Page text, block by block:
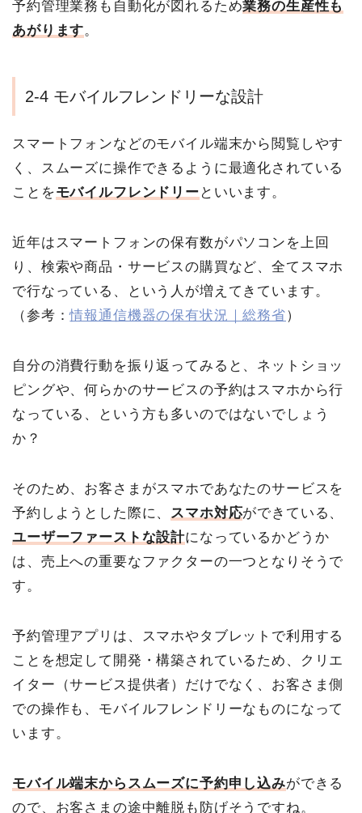
予約管理業務も自動化が図れるため業務の生産性も
あがります。
2-4 モバイルフレンドリーな設計
スマートフォンなどのモバイル端末から閲覧しやす
く、スムーズに操作できるように最適化されている
ことをモバイルフレンドリー といいます。
近年はスマートフォンの保有数がパソコンを上回
り、検索や商品・サービスの購買など、全てスマホ
で行なっている、という人が増えてきています。
（参考：情報通信機器の保有状況｜総務省）
自分の消費行動を振り返ってみると、ネットショッ
ピングや、何らかのサービスの予約はスマホから行
なっている、という方も多いのではないでしょう
か？
そのため、お客さまがスマホであなたのサービスを
予約しようとした際に、 スマホ対応ができている、
ユーザーファーストな設計になっているかどうか
は、売上への重要なファクターの一つとなりそうで
す。
予約管理アプリは、スマホやタブレットで利用する
ことを想定して開発・構築されているため、クリエ
イター（サービス提供者）だけでなく、お客さま側
での操作も、モバイルフレンドリーなものになって
います。
モバイル端末からスムーズに予約申し込みができる
ので、お客さまの途中離脱も防げそうですね。